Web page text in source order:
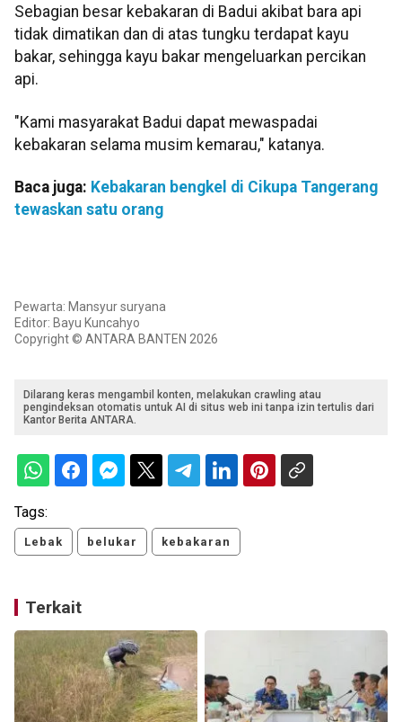
Sebagian besar kebakaran di Badui akibat bara api
tidak dimatikan dan di atas tungku terdapat kayu
bakar, sehingga kayu bakar mengeluarkan percikan
api.
"Kami masyarakat Badui dapat mewaspadai
kebakaran selama musim kemarau," katanya.
Baca juga: Kebakaran bengkel di Cikupa Tangerang
tewaskan satu orang
Pewarta: Mansyur suryana
Editor: Bayu Kuncahyo
Copyright © ANTARA BANTEN 2026
Dilarang keras mengambil konten, melakukan crawling atau
pengindeksan otomatis untuk AI di situs web ini tanpa izin tertulis dari
Kantor Berita ANTARA.
Tags:
Lebak belukar kebakaran
Terkait